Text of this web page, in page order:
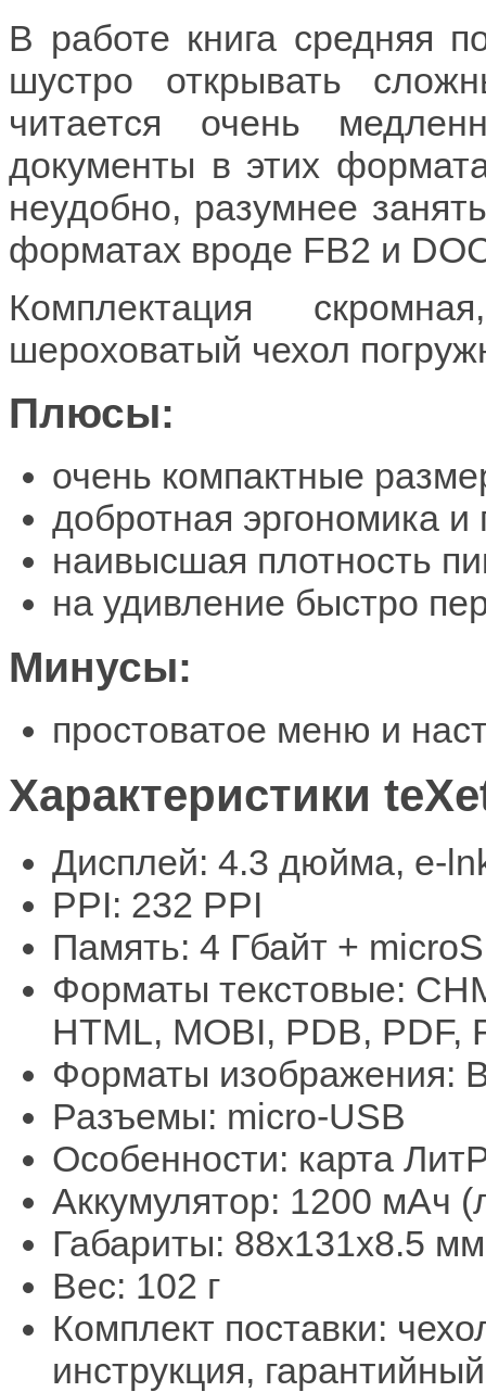
В работе книга средняя
шустро открывать
читается очень
документы в этих
неудобно, разумнее
форматах вроде FB2 и
Комплектация
шероховатый чехол
Плюсы:
очень компактные
добротная эргономика
наивысшая плотность
на удивление быстро
Минусы:
простоватое меню и
Характеристики
Дисплей: 4.3 дюйма, e-
PPI: 232 PPI
Память: 4 Гбайт +
Форматы текстовые:
HTML, MOBI, PDB, PDF,
Форматы изображения:
Разъемы: micro-USB
Особенности: карта
Аккумулятор: 1200 мАч
Габариты: 88x131x8.5 мм
Вес: 102 г
Комплект поставки:
инструкция,